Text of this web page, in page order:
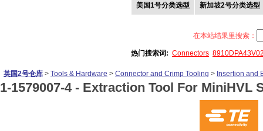
美国1号分类选型 新加坡2号分类选型
在本站结果里搜索：
热门搜索词: Connectors
英国2号仓库 > Tools & Hardware > Connector and Crimp Tooling > Insertion and
1-1579007-4 - Extraction Tool For MiniHVL